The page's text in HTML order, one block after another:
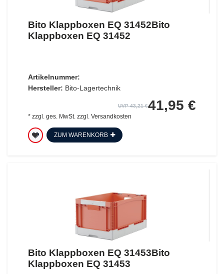
Bito Klappboxen EQ 31452Bito
Klappboxen EQ 31452
Artikelnummer:
Hersteller: Bito-Lagertechnik
UVP 43,21 €41,95 €
* zzgl. ges. MwSt.zzgl. Versandkosten
ZUM WARENKORB
Bito Klappboxen EQ 31453Bito
Klappboxen EQ 31453